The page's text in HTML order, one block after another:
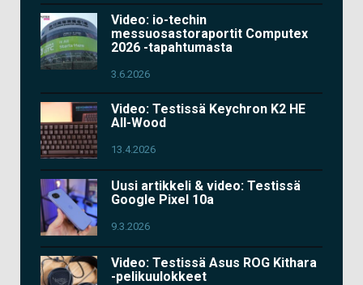
Video: io-techin
messuosastoraportit Computex
2026 -tapahtumasta
3.6.2026
Video: Testissä Keychron K2 HE
All-Wood
13.4.2026
Uusi artikkeli & video: Testissä
Google Pixel 10a
9.3.2026
Video: Testissä Asus ROG Kithara
-pelikuulokkeet